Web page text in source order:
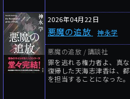
2026年04月22日
悪魔の追放 神永学
悪魔の追放 / 講談社
罪を逃れる権力者よ、真
復帰した天海志津香は、
を担当することになった。